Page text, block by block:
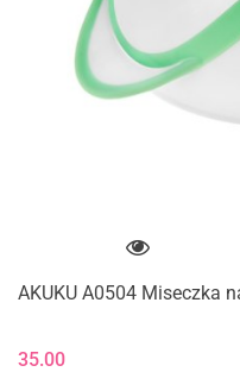
AKUKU A0504 Miseczka
35.00